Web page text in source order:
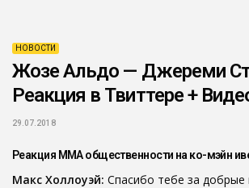
НОВОСТИ
Жозе Альдо — Джереми
Реакция в Твиттере +
29.07.2018
Реакция ММА общественности на ко-мэйн
Макс Холлоуэй: Спасибо тебе за